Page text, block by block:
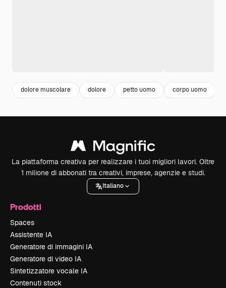
dolore muscolare dolore petto uomo corpo uomo
La piattaforma creativa per realizzare i tuoi migliori lavori. Oltre
1 milione di abbonati tra creativi, imprese, agenzie e studi.
Italiano
Prodotti
Spaces
Assistente IA
Generatore di immagini IA
Generatore di video IA
Sintetizzatore vocale IA
Contenuti stock